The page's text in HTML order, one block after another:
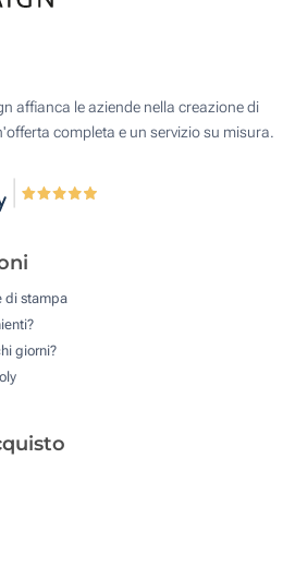
affianca le aziende nella creazione di
completa e un servizio su misura.
di stampa
giorni?